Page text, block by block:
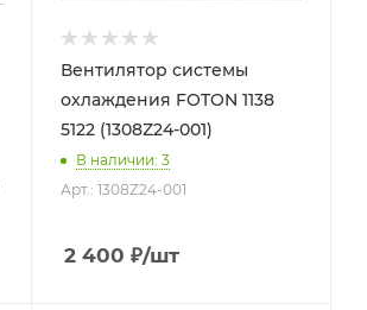
Вентилятор системы
охлаждения FOTON 1138
5122 (1308Z24-001)
В наличии: 3
Арт.: 1308Z24-001
2 400 ₽/шт